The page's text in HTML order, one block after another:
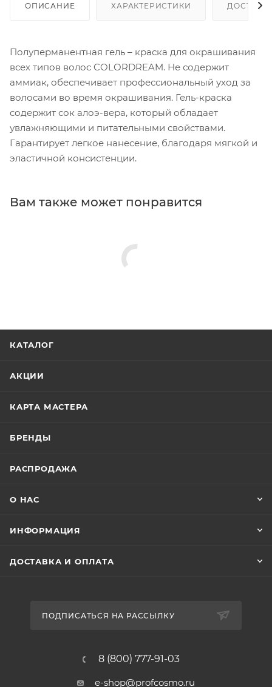
ОПИСАНИЕ ХАРАКТЕРИСТИКИ
Полуперманентная гель – краска для окрашивания
всех типов волос COLORDREAM. Не содержит
аммиак, обеспечивает профессиональный уход за
волосами во время окрашивания. Гель-краска
содержит сок алоэ-вера, который обладает
увлажняющими и питательными свойствами.
Гарантирует легкое нанесение, благодаря мягкой и
эластичной консистенции.
Вам также может понравится
КАТАЛОГ
АКЦИИ
КАРТА МАСТЕРА
БРЕНДЫ
РАСПРОДАЖА
О НАС
ИНФОРМАЦИЯ
ДОСТАВКА И ОПЛАТА
ПОДПИСАТЬСЯ НА РАССЫЛКУ
8 (800) 777-91-03
e-shop@profcosmo.ru